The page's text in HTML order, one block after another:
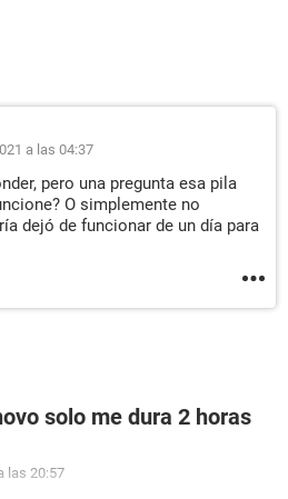
a las 04:37
pero una pregunta esa pila
O simplemente no
dejó de funcionar de un día para
solo me dura 2 horas
las 20:57